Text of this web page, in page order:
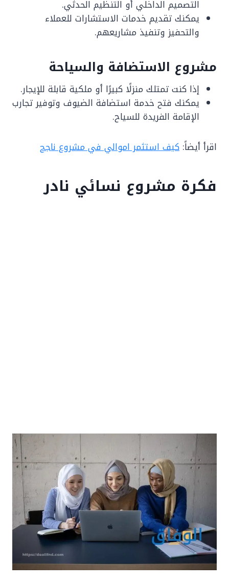
التصميم الداخلي أو التنظيم الحدثي.
يمكنك تقديم خدمات الاستشارات للعملاء
والتحفيز وتنفيذ مشاريعهم.
مشروع الاستضافة والسياحة
إذا كنت تمتلك منزلًا كبيرًا أو ملكية قابلة للإيجار.
يمكنك فتح خدمة استضافة الضيوف وتوفير تجارب
الإقامة الفريدة للسياح.
اقرأ أيضاً: كيف استثمر اموالي في مشروع ناجح
فكرة مشروع نسائي نادر